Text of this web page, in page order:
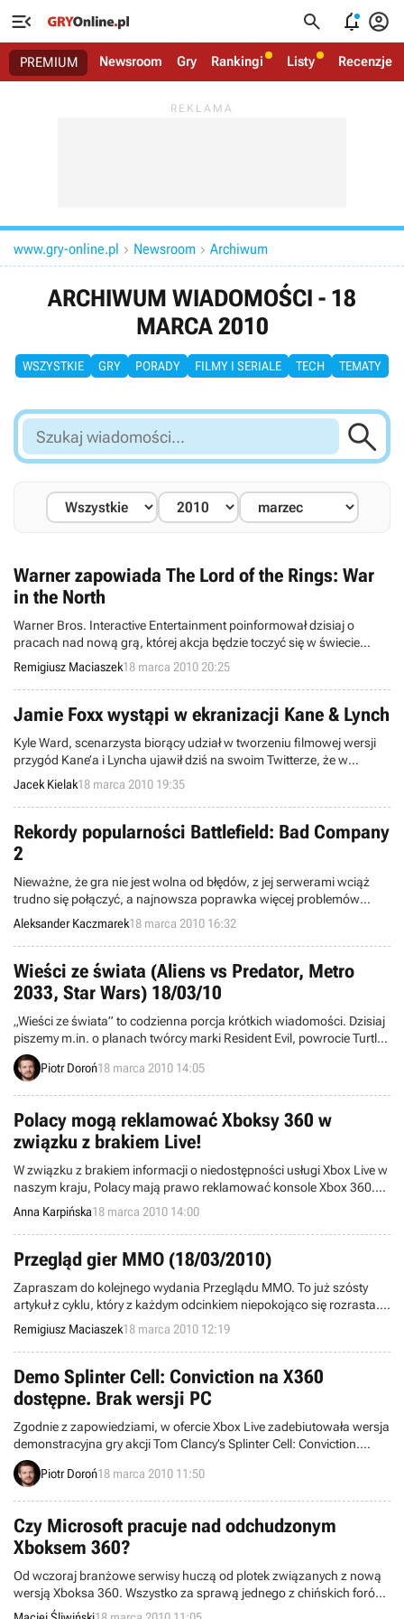
   
PREMIUM Newsroom Gry Rankingi Listy Recenzje
www.gry-online.pl  Newsroom  Archiwum
ARCHIWUM WIADOMOŚCI - 18
MARCA 2010
WSZYSTKIE GRY PORADY FILMY I SERIALE TECH TEMATY
Szukaj
wiadomości...

Warner zapowiada The Lord of the Rings: War
in the North
Warner Bros. Interactive Entertainment poinformował dzisiaj o
pracach nad nową grą, której akcja będzie toczyć się w świecie
Władcy Pierścieni. The Lord of the Rings: War in the North będzie
produkcją przeznaczona do rozgrywki multiplayer w konwencji
action RPG.
Remigiusz Maciaszek18 marca 2010 20:25
Jamie Foxx wystąpi w ekranizacji Kane & Lynch
Kyle Ward, scenarzysta biorący udział w tworzeniu filmowej wersji
przygód Kane’a i Lyncha ujawił dziś na swoim Twitterze, że w
ekranizacji gry u boku Bruce’a Willisa zagra znany z Solisty i Prawa
zemsty Jamie Foxx. Wcieli się on w rolę brutalnego Jamesa Lyncha.
Jacek Kielak18 marca 2010 19:35
Rekordy popularności Battlefield: Bad Company
2
Nieważne, że gra nie jest wolna od błędów, z jej serwerami wciąż
trudno się połączyć, a najnowsza poprawka więcej problemów
powoduje niż usuwa. Battlefield: Bad Company 2 to najlepiej
sprzedający się tytuł obfitującego w gorące premiery marca.
Najnowsze dzieło studia EA DICE kupiło już 2,3 mln graczy w
Stanach Zjednoczonych i Europie.
Aleksander Kaczmarek18 marca 2010 16:32
Wieści ze świata (Aliens vs Predator, Metro
2033, Star Wars) 18/03/10
„Wieści ze świata” to codzienna porcja krótkich wiadomości. Dzisiaj
piszemy m.in. o planach twórcy marki Resident Evil, powrocie Turtle
Rock Studios, myszce dla leworęcznych od Razora, aktualizacji
Metro 2033, przyspieszonej premierze dodatku do Army of Two: The
Piotr Doroń18 marca 2010 14:05
Polacy mogą reklamować Xboksy 360 w
związku z brakiem Live!
W związku z brakiem informacji o niedostępności usługi Xbox Live w
naszym kraju, Polacy mają prawo reklamować konsole Xbox 360.
Do takiego wniosku doszła polska Federacja Konsumentów, która
wydała obszerne oświadczenie w tej sprawie.
Anna Karpińska18 marca 2010 14:00
Przegląd gier MMO (18/03/2010)
Zapraszam do kolejnego wydania Przeglądu MMO. To już szósty
artykuł z cyklu, który z każdym odcinkiem niepokojąco się rozrasta.
Postanowiłem odrobinę to wszystko skondensować proponując
nieco krótsze teksty.
Remigiusz Maciaszek18 marca 2010 12:19
Demo Splinter Cell: Conviction na X360
dostępne. Brak wersji PC
Zgodnie z zapowiedziami, w ofercie Xbox Live zadebiutowała wersja
demonstracyjna gry akcji Tom Clancy’s Splinter Cell: Conviction.
Firma Ubisoft oznajmiła jednocześnie, że w chwili obecnej nie ma
planów co do publikacji pecetowej odsłony dema.
Piotr Doroń18 marca 2010 11:50
Czy Microsoft pracuje nad odchudzonym
Xboksem 360?
Od wczoraj branżowe serwisy huczą od plotek związanych z nową
wersją Xboksa 360. Wszystko za sprawą jednego z chińskich forów,
na którym ukazały się prawdopodobnie zdjęcia znacznie